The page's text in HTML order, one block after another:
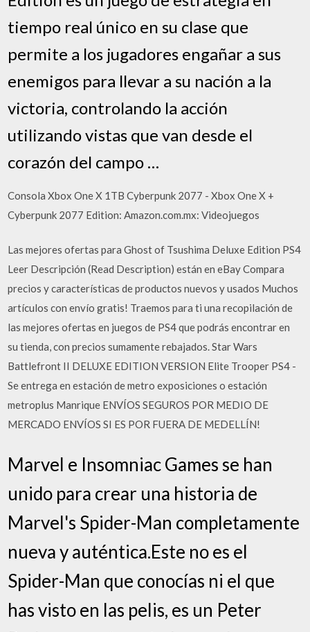
tiempo real único en su clase que
permite a los jugadores engañar a sus
enemigos para llevar a su nación a la
victoria, controlando la acción
utilizando vistas que van desde el
corazón del campo …
Consola Xbox One X 1TB Cyberpunk 2077 - Xbox One X +
Cyberpunk 2077 Edition: Amazon.com.mx: Videojuegos
Las mejores ofertas para Ghost of Tsushima Deluxe Edition PS4
Leer Descripción (Read Description) están en eBay Compara
precios y características de productos nuevos y usados Muchos
artículos con envío gratis! Traemos para ti una recopilación de
las mejores ofertas en juegos de PS4 que podrás encontrar en
su tienda, con precios sumamente rebajados. Star Wars
Battlefront II DELUXE EDITION VERSION Elite Trooper PS4 -
Se entrega en estación de metro exposiciones o estación
metroplus Manrique ENVÍOS SEGUROS POR MEDIO DE
MERCADO ENVÍOS SI ES POR FUERA DE MEDELLÍN!
Marvel e Insomniac Games se han
unido para crear una historia de
Marvel's Spider-Man completamente
nueva y auténtica.Este no es el
Spider-Man que conocías ni el que
has visto en las pelis, es un Peter